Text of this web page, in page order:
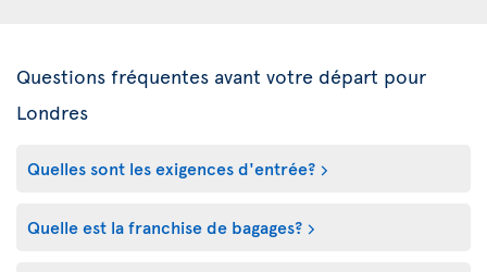
Questions fréquentes avant votre départ pour
Londres
Quelles sont les exigences d'entrée?
Quelle est la franchise de bagages?